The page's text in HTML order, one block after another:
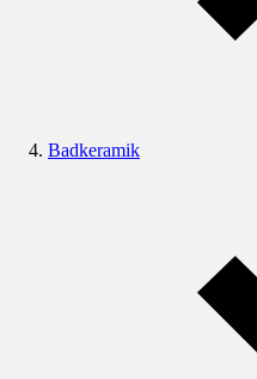
Badkeramik